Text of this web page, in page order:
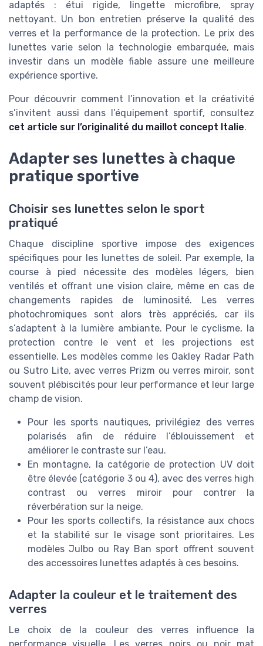
adaptés : étui rigide, lingette microfibre, spray
nettoyant. Un bon entretien préserve la qualité des
verres et la performance de la protection. Le prix des
lunettes varie selon la technologie embarquée, mais
investir dans un modèle fiable assure une meilleure
expérience sportive.
Pour découvrir comment l’innovation et la créativité
s’invitent aussi dans l’équipement sportif, consultez
cet article sur l’originalité du maillot concept Italie.
Adapter ses lunettes à chaque
pratique sportive
Choisir ses lunettes selon le sport
pratiqué
Chaque discipline sportive impose des exigences
spécifiques pour les lunettes de soleil. Par exemple, la
course à pied nécessite des modèles légers, bien
ventilés et offrant une vision claire, même en cas de
changements rapides de luminosité. Les verres
photochromiques sont alors très appréciés, car ils
s’adaptent à la lumière ambiante. Pour le cyclisme, la
protection contre le vent et les projections est
essentielle. Les modèles comme les Oakley Radar Path
ou Sutro Lite, avec verres Prizm ou verres miroir, sont
souvent plébiscités pour leur performance et leur large
champ de vision.
Pour les sports nautiques, privilégiez des verres
polarisés afin de réduire l’éblouissement et
améliorer le contraste sur l’eau.
En montagne, la catégorie de protection UV doit
être élevée (catégorie 3 ou 4), avec des verres high
contrast ou verres miroir pour contrer la
réverbération sur la neige.
Pour les sports collectifs, la résistance aux chocs
et la stabilité sur le visage sont prioritaires. Les
modèles Julbo ou Ray Ban sport offrent souvent
des accessoires lunettes adaptés à ces besoins.
Adapter la couleur et le traitement des
verres
Le choix de la couleur des verres influence la
performance visuelle. Les verres noirs ou noir mat